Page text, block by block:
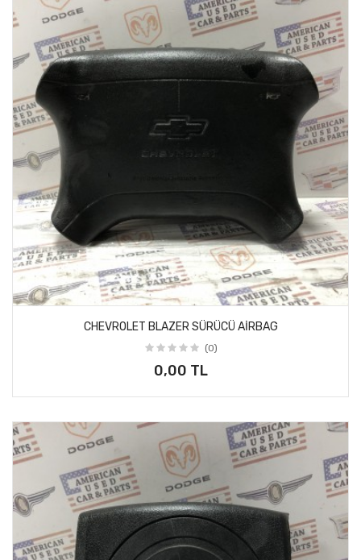
CHEVROLET BLAZER SÜRÜCÜ AİRBAG
(0)
0,00 TL